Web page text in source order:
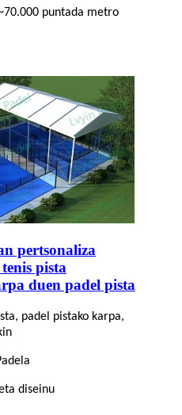
puntada metro
pertsonaliza
pista
duen padel pista
padel pistako karpa,
diseinu